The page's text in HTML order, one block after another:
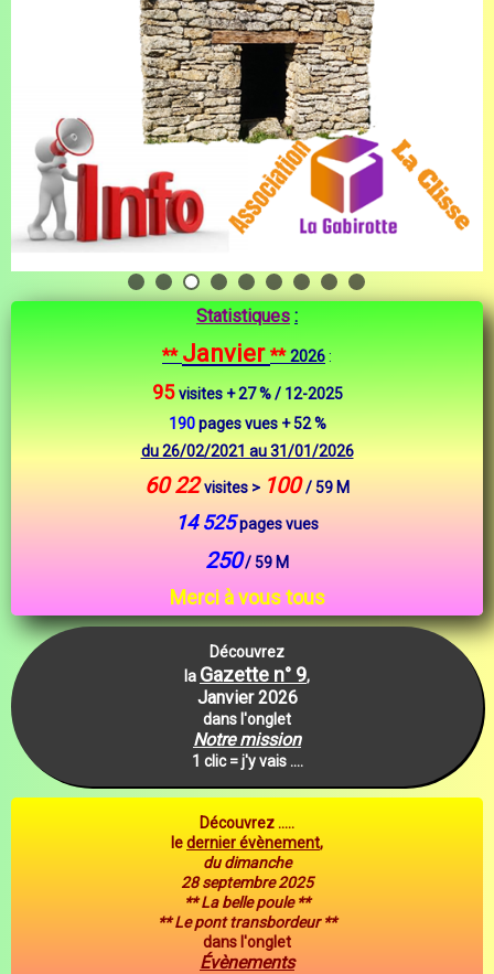
Statistiques :
** Janvier ** 2026:
95visites + 27 % / 12-2025
190pages vues + 52 %
du 26/02/2021 au 31/01/2026
60 22visites > 100 / 59 M
14 525pages vues
250/ 59 M
Merci à vous tous
Découvrez
la Gazette n° 9,
Janvier 2026
dans l'onglet
Notre mission
1 clic = j'y vais ....
Découvrez .....
ledernier évènement,
du dimanche
28 septembre 2025
** La belle poule **
** Le pont transbordeur **
dans l'onglet
Évènements